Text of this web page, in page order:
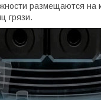
размещаются на
грязи.